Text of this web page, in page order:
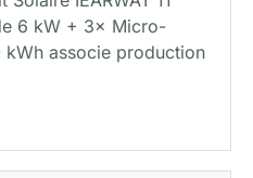
6 kW + 3× Micro-
associe production